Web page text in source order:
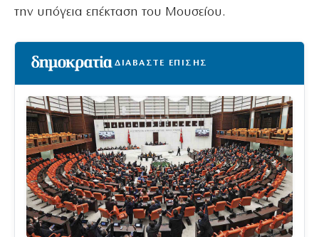
την υπόγεια επέκταση του Μουσείου.
ΔΙΑΒΑΣΤΕ ΕΠΙΣΗΣ